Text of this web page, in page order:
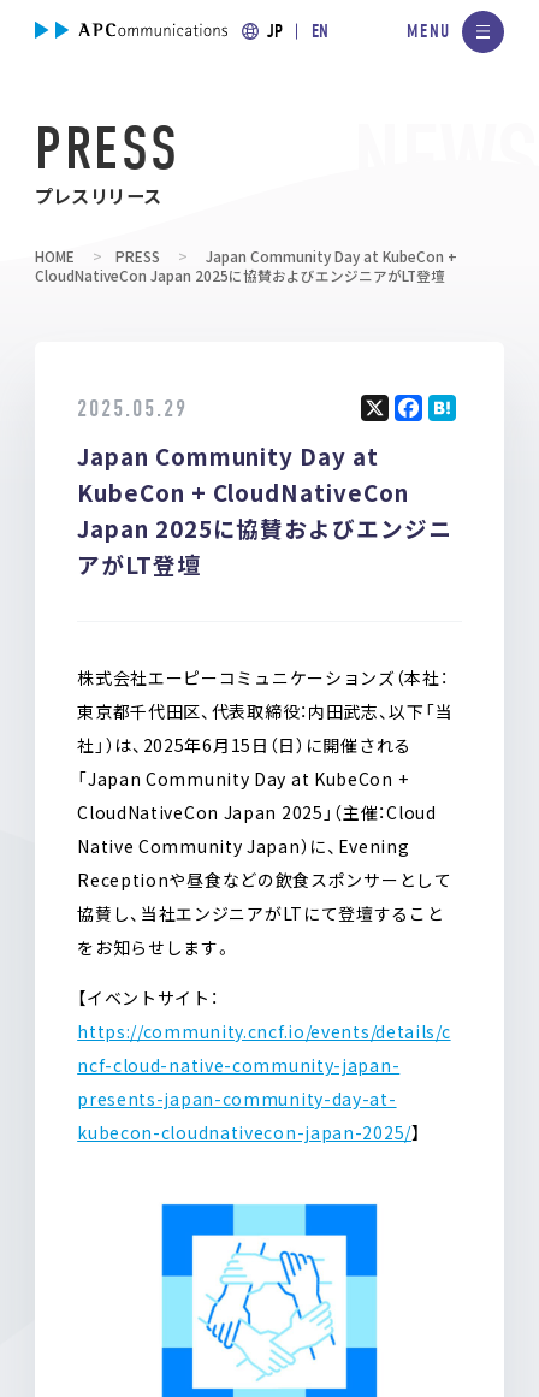
JP EN
PRESS
プレスリリース
HOME PRESS
Japan Community Day at KubeCon +
CloudNativeCon Japan 2025に協賛およびエンジニアがLT登壇
2025.05.29
Japan Community Day at
KubeCon + CloudNativeCon
Japan 2025に協賛およびエンジニ
アがLT登壇
ce
b
o
n
a
株式会社エーピーコミュニケーションズ（本社：
東京都千代田区、代表取締役：内田武志、以下「当
社」）は、2025年6月15日（日）に開催される
「Japan Community Day at KubeCon +
CloudNativeCon Japan 2025」（主催：Cloud
Native Community Japan）に、Evening
Receptionや昼食などの飲食スポンサーとして
協賛し、当社エンジニアがLTにて登壇すること
をお知らせします。
【イベントサイト：
https://community.cncf.io/events/details/c
ncf-cloud-native-community-japan-
presents-japan-community-day-at-
kubecon-cloudnativecon-japan-2025/】